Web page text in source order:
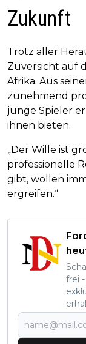
Zukunft
Trotz aller
Zuversicht auf
Afrika. Aus
zunehmend
junge Spieler
ihnen bieten.
„Der Wille ist
professionelle
gibt, wollen
ergreifen.“
frei